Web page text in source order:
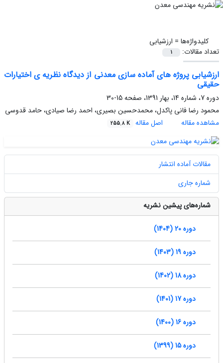
کلیدواژه‌ها = ارزشیابی
تعداد مقالات:
1
ارزشیابی پروژه های آماده سازی معدنی از دیدگاه نظریه ی اختیارات
حقیقی
دوره 7، شماره 14، بهار 1391، صفحه
15-30
محمود رضا فانی پاکدل، محمدحسین بصیری، احمد رضا صیادی، حامد قدوسی
مشاهده مقاله
اصل مقاله 255.8 K
مقالات آماده انتشار
شماره جاری
شماره‌های پیشین نشریه
دوره 20 (1404)
دوره 19 (1403)
دوره 18 (1402)
دوره 17 (1401)
دوره 16 (1400)
دوره 15 (1399)